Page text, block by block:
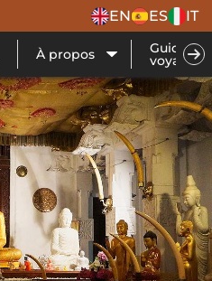
EN ES IT
À propos Guide de
voyage